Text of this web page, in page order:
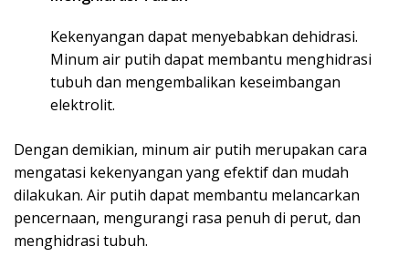
Kekenyangan dapat menyebabkan dehidrasi.
Minum air putih dapat membantu menghidrasi
tubuh dan mengembalikan keseimbangan
elektrolit.
Dengan demikian, minum air putih merupakan cara
mengatasi kekenyangan yang efektif dan mudah
dilakukan. Air putih dapat membantu melancarkan
pencernaan, mengurangi rasa penuh di perut, dan
menghidrasi tubuh.